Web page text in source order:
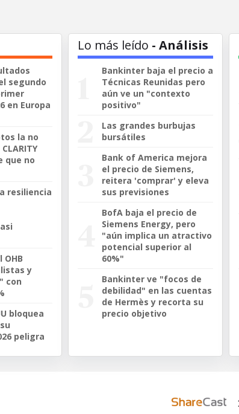
segundo
en Europa
la no
que no
resiliencia
y
con
bloquea
peligra
Lo más leído - Análisis
Bankinter baja el precio a
Técnicas Reunidas pero
aún ve un "contexto
positivo"
Las grandes burbujas
bursátiles
Bank of America mejora
el precio de Siemens,
reitera 'comprar' y eleva
sus previsiones
BofA baja el precio de
Siemens Energy, pero
"aún implica un atractivo
potencial superior al
60%"
Bankinter ve "focos de
debilidad" en las cuentas
de Hermès y recorta su
precio objetivo